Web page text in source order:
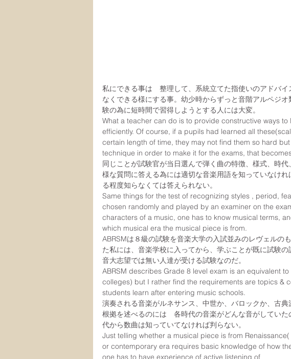
私にできる事は　整理して、系統立てた指使いのアドバ
なくできる様にする事。幼少時からずっと音階アルペジ
験の為に短時間で習得しようとする人には大変。
What a teacher can do is to provide constructive ways
efficiently. Of course, if a pupils had learned all
certain length of time, they may not find them so hard
technique in order to make it for the exams, that
同じことが試験官が当日選んで弾く曲の特徴、様式、時
様な質問に答える為には適切な音楽用語を知っていなけ
る程度知らなくては答えられない。
Same things for the test of recognizing styles , period,
chosen randomly and played by an examiner on the
characters of a music, one has to know musical terms,
which musical era the musical piece is from.
ABRSMは８級の試験を音楽大学の入試並みのレヴェルの
た私には、音楽学校に入ってから、学ぶことが既に試験
音大志望では無い人達が受ける試験なのだ。
ABRSM describes Grade 8 level exam is an equivalent
colleges) but I rather find the requirements are topics &
students learn after entering music schools.
演奏される音楽がルネサンス、中世か、バロックか、古
根拠を述べるのには　各時代の音楽がどんな音がしてい
代から数曲は知っていてなければ判らない。
Just telling whether a musical piece is from
or contemporary era requires basic knowledge of how
one has to have experience of active listening of